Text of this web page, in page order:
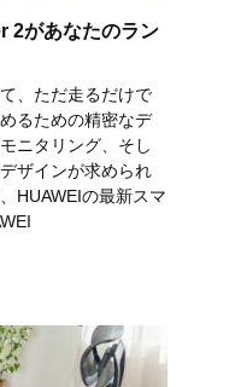
2があなたのラン
、ただ走るだけで
るための精密なデ
ニタリング、そし
ザインが求められ
HUAWEIの最新スマ